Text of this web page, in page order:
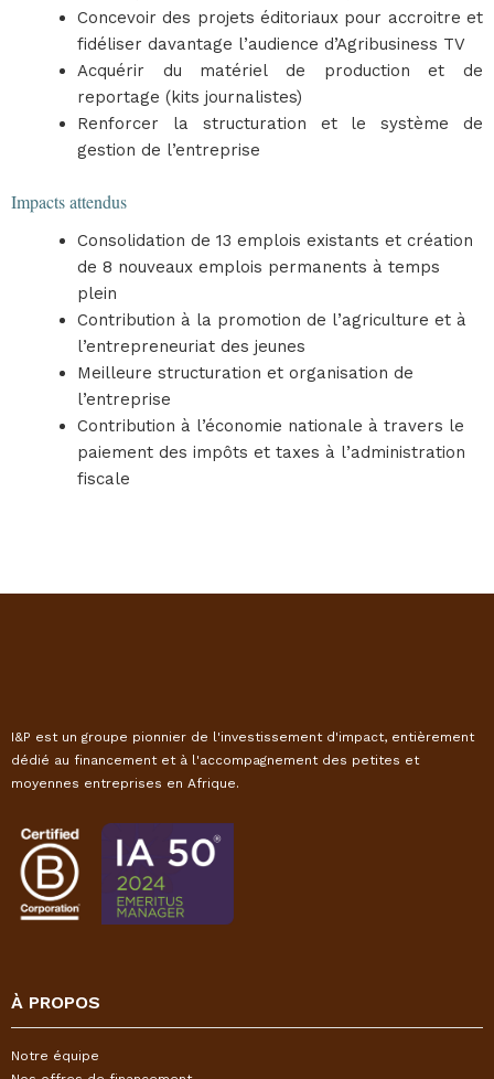
Concevoir des projets éditoriaux pour accroitre et
fidéliser davantage l’audience d’Agribusiness TV
Acquérir du matériel de production et de
reportage (kits journalistes)
Renforcer la structuration et le système de
gestion de l’entreprise
Impacts attendus
Consolidation de 13 emplois existants et création
de 8 nouveaux emplois permanents à temps
plein
Contribution à la promotion de l’agriculture et à
l’entrepreneuriat des jeunes
Meilleure structuration et organisation de
l’entreprise
Contribution à l’économie nationale à travers le
paiement des impôts et taxes à l’administration
fiscale
I&P est un groupe pionnier de l'investissement d'impact, entièrement
dédié au financement et à l'accompagnement des petites et
moyennes entreprises en Afrique.
À PROPOS
Notre équipe